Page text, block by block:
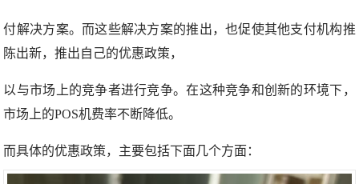
付解决方案。而这些解决方案的推出，也促使其他支付机构推
陈出新，推出自己的优惠政策，
以与市场上的竞争者进行竞争。在这种竞争和创新的环境下，
市场上的POS机费率不断降低。
而具体的优惠政策，主要包括下面几个方面：